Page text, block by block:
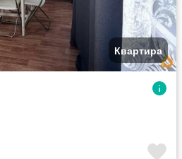
Квартира